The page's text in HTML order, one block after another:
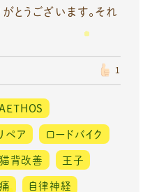
とうございます。それ
1
AETHOS
ペア ロードバイク
猫背改善 王子
自律神経